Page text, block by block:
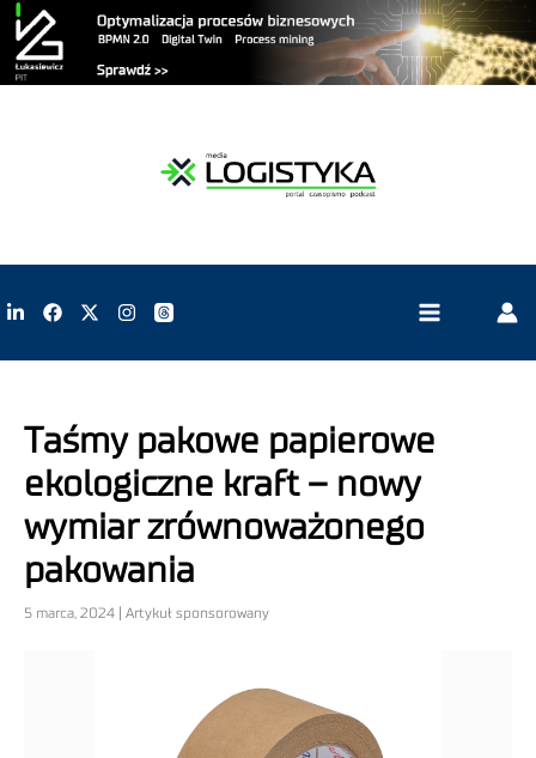
Taśmy pakowe papierowe
ekologiczne kraft – nowy
wymiar zrównoważonego
pakowania
5 marca, 2024 | Artykuł sponsorowany